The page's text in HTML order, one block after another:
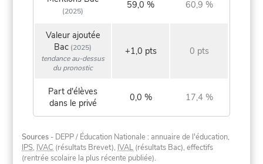
(2025)
59,0 % 60,9 %
Valeur ajoutée
Bac (2025)
tendance au-dessus
du pronostic
+1,0 pts 0 pts
Part d'élèves
dans le privé
0,0 % 17,4 %
Sources - DEPP / Éducation Nationale : annuaire de l'éducation,
IPS, IVAC (résultats Brevet), IVAL (résultats Bac), effectifs
(rentrée scolaire la plus récente publiée).